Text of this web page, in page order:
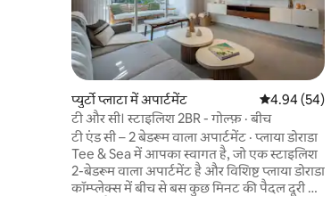
प्युर्टो प्लाटा में अपार्टमेंट औसत रेटिंग 5
4.94 (54)
टी और सी। स्टाइलिश 2BR - गोल्फ़ · बीच
टी एंड सी – 2 बेडरूम वाला अपार्टमेंट · प्लाया डोराडा
Tee & Sea में आपका स्वागत है, जो एक स्टाइलिश
2-बेडरूम वाला अपार्टमेंट है और विशिष्ट प्लाया डोराडा
कॉम्प्लेक्स में बीच से बस कुछ मिनट की पैदल दूरी पर